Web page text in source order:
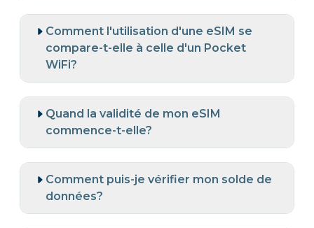
Comment l'utilisation d'une eSIM se
compare-t-elle à celle d'un Pocket
WiFi?
Quand la validité de mon eSIM
commence-t-elle?
Comment puis-je vérifier mon solde de
données?